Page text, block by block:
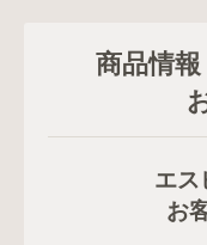
商品情
エス
お